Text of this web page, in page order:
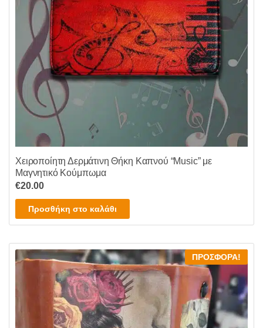
Χειροποίητη Δερμάτινη Θήκη Καπνού “Music” με
Μαγνητικό Κούμπωμα
€20.00
Προσθήκη στο καλάθι
ΠΡΟΣΦΟΡΆ!